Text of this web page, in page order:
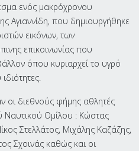
ενός μακρόχρονου
Αγιαννίδη, που δημιουργήθηκε
εικόνων, των
επικοινωνίας που
όπου κυριαρχεί το υγρό
οι διεθνούς φήμης αθλητές
Ναυτικού Ομίλου : Κώστας
Στελλάτος, Μιχάλης Καζάζης,
Σχοινάς καθώς και οι